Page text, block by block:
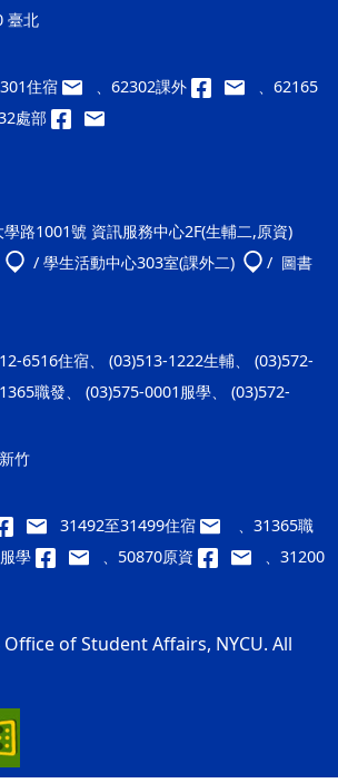
臺北
住宿 、62302課外
、62165
處部
路1001號 資訊服務中心2F(生輔二,原資)
/ 學生活動中心303室(課外二)
/ 圖書
6516住宿、 (03)513-1222生輔、 (03)572-
職發、 (03)575-0001服學、 (03)572-
竹
31492至31499住宿
、31365職
學 、50870原資
、31200
of Student Affairs, NYCU. All